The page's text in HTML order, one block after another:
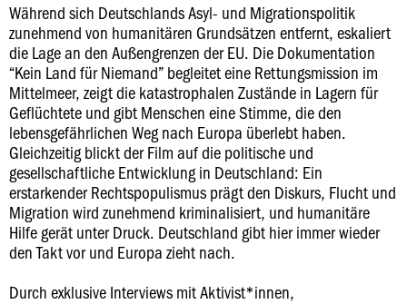
Während sich Deutschlands Asyl- und Migrationspolitik
zunehmend von humanitären Grundsätzen entfernt, eskaliert
die Lage an den Außengrenzen der EU. Die Dokumentation
“Kein Land für Niemand” begleitet eine Rettungsmission im
Mittelmeer, zeigt die katastrophalen Zustände in Lagern für
Geflüchtete und gibt Menschen eine Stimme, die den
lebensgefährlichen Weg nach Europa überlebt haben.
Gleichzeitig blickt der Film auf die politische und
gesellschaftliche Entwicklung in Deutschland: Ein
erstarkender Rechtspopulismus prägt den Diskurs, Flucht und
Migration wird zunehmend kriminalisiert, und humanitäre
Hilfe gerät unter Druck. Deutschland gibt hier immer wieder
den Takt vor und Europa zieht nach.
Durch exklusive Interviews mit Aktivist*innen,